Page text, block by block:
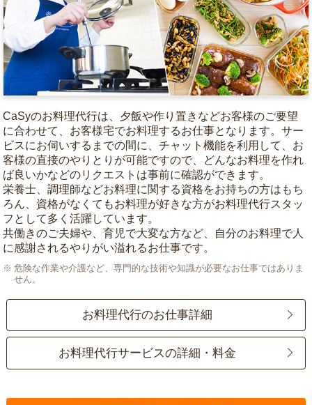
CaSyのお料理代行は、夕飯や作り置きなどお客様のご要望
に合わせて、お客様宅でお料理するお仕事となります。サー
ビスにお伺いするまでの間に、チャット機能を利用して、お
客様の直接のやりとりが可能ですので、どんなお料理を作れ
ば良いかなどのリクエストは事前に確認ができます。
栄養士、調理師などお料理に関する資格をお持ちの方はもち
ろん、資格がなくてもお料理が好きな方がお料理代行スタッ
フとして多く活躍しています。
共働きのご夫婦や、育児で大変な方など、自分のお料理で人
に感謝されるやりがい溢れるお仕事です。
危険な作業や介護など、専門的な技術や知識が必要なお仕事ではありま
せん。
お料理代行のお仕事詳細
お料理代行サービスの詳細・料金